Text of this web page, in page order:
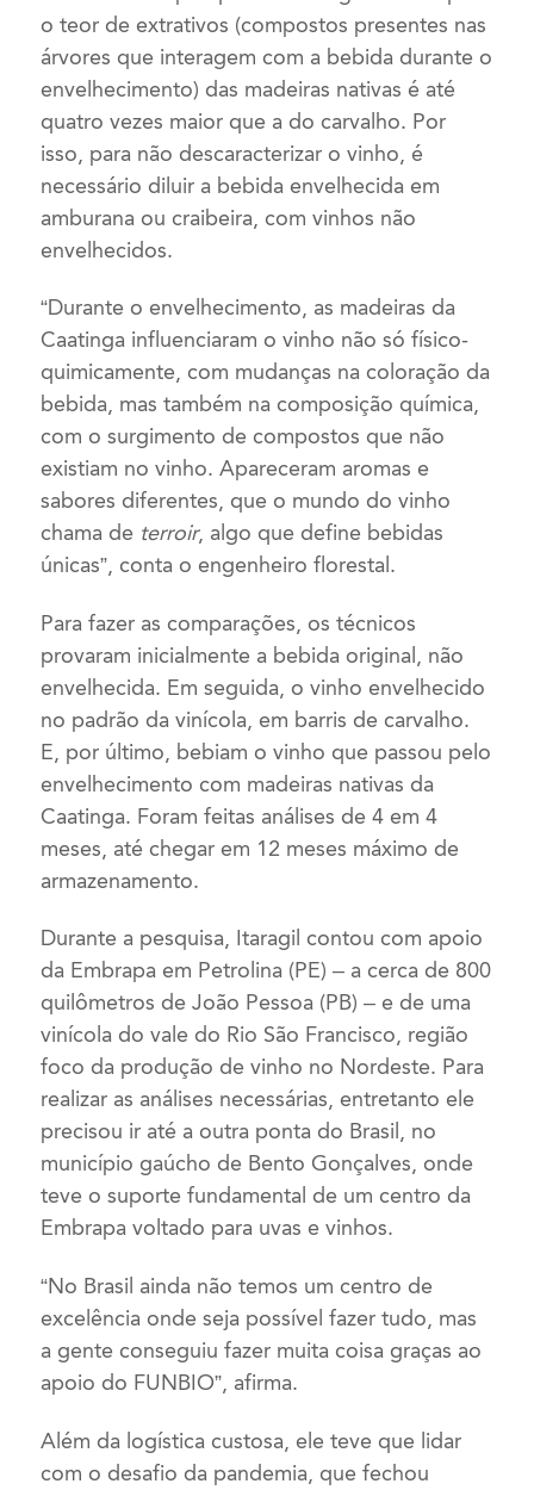
o teor de extrativos (compostos presentes nas
árvores que interagem com a bebida durante o
envelhecimento) das madeiras nativas é até
quatro vezes maior que a do carvalho. Por
isso, para não descaracterizar o vinho, é
necessário diluir a bebida envelhecida em
amburana ou craibeira, com vinhos não
envelhecidos.
“Durante o envelhecimento, as madeiras da
Caatinga influenciaram o vinho não só físico-
quimicamente, com mudanças na coloração da
bebida, mas também na composição química,
com o surgimento de compostos que não
existiam no vinho. Apareceram aromas e
sabores diferentes, que o mundo do vinho
chama de terroir, algo que define bebidas
únicas”, conta o engenheiro florestal.
Para fazer as comparações, os técnicos
provaram inicialmente a bebida original, não
envelhecida. Em seguida, o vinho envelhecido
no padrão da vinícola, em barris de carvalho.
E, por último, bebiam o vinho que passou pelo
envelhecimento com madeiras nativas da
Caatinga. Foram feitas análises de 4 em 4
meses, até chegar em 12 meses máximo de
armazenamento.
Durante a pesquisa, Itaragil contou com apoio
da Embrapa em Petrolina (PE) – a cerca de 800
quilômetros de João Pessoa (PB) – e de uma
vinícola do vale do Rio São Francisco, região
foco da produção de vinho no Nordeste. Para
realizar as análises necessárias, entretanto ele
precisou ir até a outra ponta do Brasil, no
município gaúcho de Bento Gonçalves, onde
teve o suporte fundamental de um centro da
Embrapa voltado para uvas e vinhos.
“No Brasil ainda não temos um centro de
excelência onde seja possível fazer tudo, mas
a gente conseguiu fazer muita coisa graças ao
apoio do FUNBIO”, afirma.
Além da logística custosa, ele teve que lidar
com o desafio da pandemia, que fechou